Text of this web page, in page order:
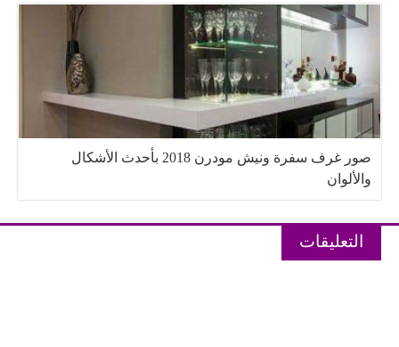
صور غرف سفرة ونيش مودرن 2018 بأحدث الأشكال
والألوان
التعليقات